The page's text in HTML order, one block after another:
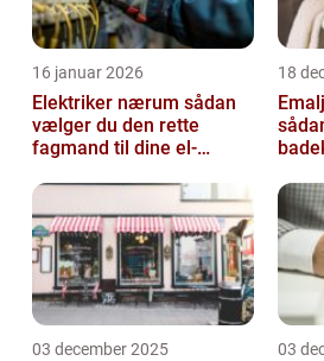
16 januar 2026
Elektriker nærum sådan
vælger du den rette
fagmand til dine el-
18
03 december 2025 03